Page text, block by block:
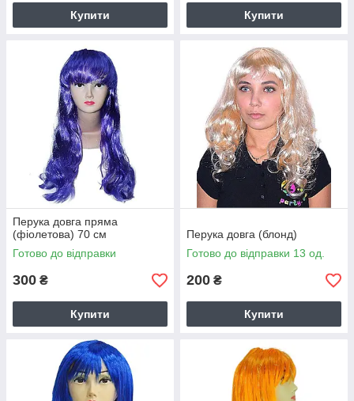
Купити Купити
Перука довга пряма
(фіолетова) 70 см
Готово до відправки
300 ₴
Купити
Перука довга (блонд)
Готово до відправки 13 од.
200 ₴
Купити